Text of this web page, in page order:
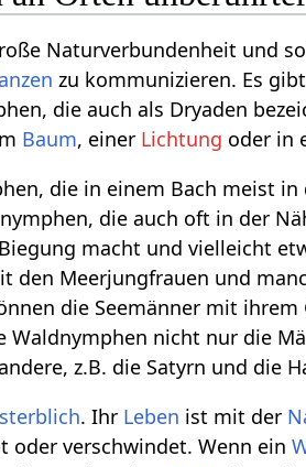
Naturverbundenheit und
zu kommunizieren. Es
die auch als Dryaden
Baum, einer Lichtung oder in
die in einem Bach meist in
die auch oft in der
macht und vielleicht
den Meerjungfrauen und
die Seemänner mit
Waldnymphen nicht nur die
z.B. die Satyrn und die
. Ihr Leben ist mit der
oder verschwindet. Wenn ein